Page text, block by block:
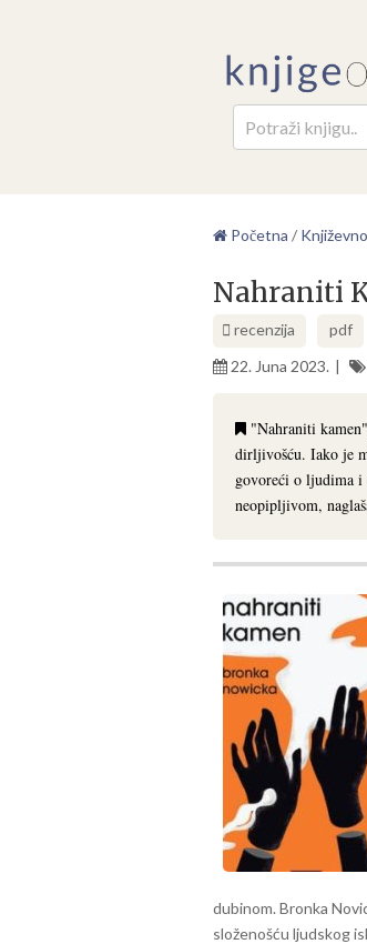
Početna /
Nahraniti
recenzija
pdf
22. Juna 2023.
"Nahraniti
dirljivošću. Iako je
govoreći o ljudima i
neopipljivom,
dubinom. Bronka
složenošću ljudskog